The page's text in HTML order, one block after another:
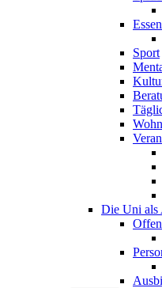
Essen
Sport
Die Uni als